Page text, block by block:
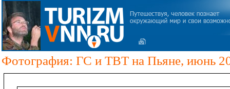
Фотография: ГС и ТВТ на Пьяне, июнь